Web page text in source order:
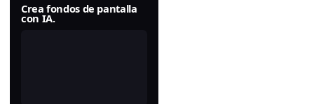
Crea fondos de pantalla
con IA.